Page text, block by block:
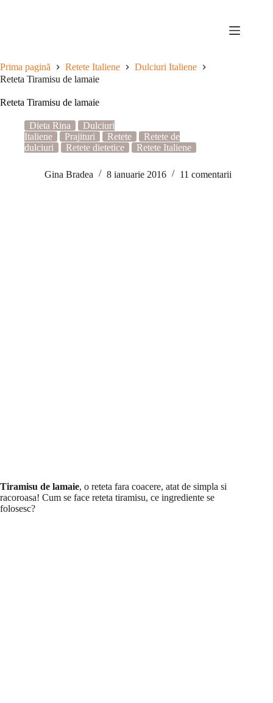
Prima pagină Retete Italiene
Dulciuri Italiene
Reteta Tiramisu de lamaie
Reteta Tiramisu de lamaie
Dieta Rina
Dulciuri
Italiene
Prajituri Retete
Retete de
dulciuri
Retete dietetice Retete Italiene
Gina Bradea 8 ianuarie 2016 11 comentarii
Tiramisu de lamaie, o reteta fara coacere, atat de simpla si
racoroasa! Cum se face reteta tiramisu, ce ingrediente se
folosesc?